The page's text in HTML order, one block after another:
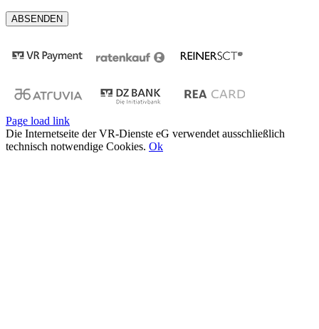
Page load link
Die Internetseite der VR-Dienste eG verwendet ausschließlich
technisch notwendige Cookies. Ok